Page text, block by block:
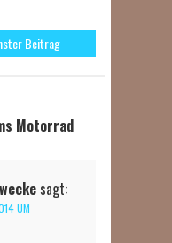
Beitrag
Motorrad
sagt:
UM